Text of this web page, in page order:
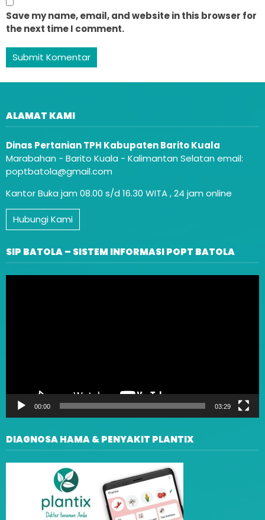
Save my name, email, and website in this browser for
the next time I comment.
ALAMAT KAMI
Dinas Pertanian TPH Kabupaten Barito Kuala
Marabahan - Barito Kuala - Kalimantan Selatan email:
poptbatola@gmail.com
Kantor Buka jam 08.00 s/d 16.30 WITA , 24 jam online
Hubungi Kami
SIP BATOLA – SISTEM INFORMASI POPT BATOLA
00:00 03:29
DIAGNOSA HAMA & PENYAKIT PLANTIX